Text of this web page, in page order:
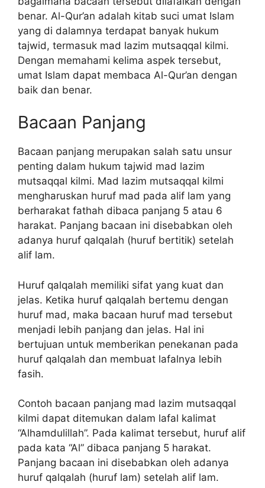
benar. Al-Qur’an adalah kitab suci umat Islam
yang di dalamnya terdapat banyak hukum
tajwid, termasuk mad lazim mutsaqqal kilmi.
Dengan memahami kelima aspek tersebut,
umat Islam dapat membaca Al-Qur’an dengan
baik dan benar.
Bacaan Panjang
Bacaan panjang merupakan salah satu unsur
penting dalam hukum tajwid mad lazim
mutsaqqal kilmi. Mad lazim mutsaqqal kilmi
mengharuskan huruf mad pada alif lam yang
berharakat fathah dibaca panjang 5 atau 6
harakat. Panjang bacaan ini disebabkan oleh
adanya huruf qalqalah (huruf bertitik) setelah
alif lam.
Huruf qalqalah memiliki sifat yang kuat dan
jelas. Ketika huruf qalqalah bertemu dengan
huruf mad, maka bacaan huruf mad tersebut
menjadi lebih panjang dan jelas. Hal ini
bertujuan untuk memberikan penekanan pada
huruf qalqalah dan membuat lafalnya lebih
fasih.
Contoh bacaan panjang mad lazim mutsaqqal
kilmi dapat ditemukan dalam lafal kalimat
“Alhamdulillah”. Pada kalimat tersebut, huruf alif
pada kata “Al” dibaca panjang 5 harakat.
Panjang bacaan ini disebabkan oleh adanya
huruf qalqalah (huruf lam) setelah alif lam.